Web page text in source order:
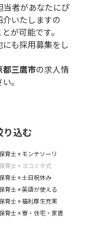
当者があなたにぴ
介いたしますの
が可能です。
も採用募集をし
都三鷹市の求人情
。
り込む
育士 × モンテソーリ
育士 × ヨコミネ式
育士 × 土日祝休み
育士 × 英語が使える
育士 × 福利厚生充実
育士 × 寮・住宅・家賃